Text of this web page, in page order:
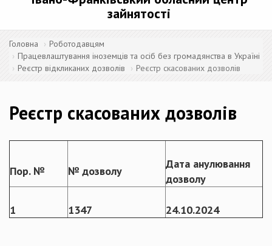
зайнятості
Головна
Роботодавцям
Працевлаштування іноземців та осіб без громадянства в Україні
Реєстр відкликаних дозволів
Реєстр скасованих дозволів
Реєстр скасованих дозволів
Пор. № № дозволу
Дата анулювання
дозволу
1 1347 24.10.2024